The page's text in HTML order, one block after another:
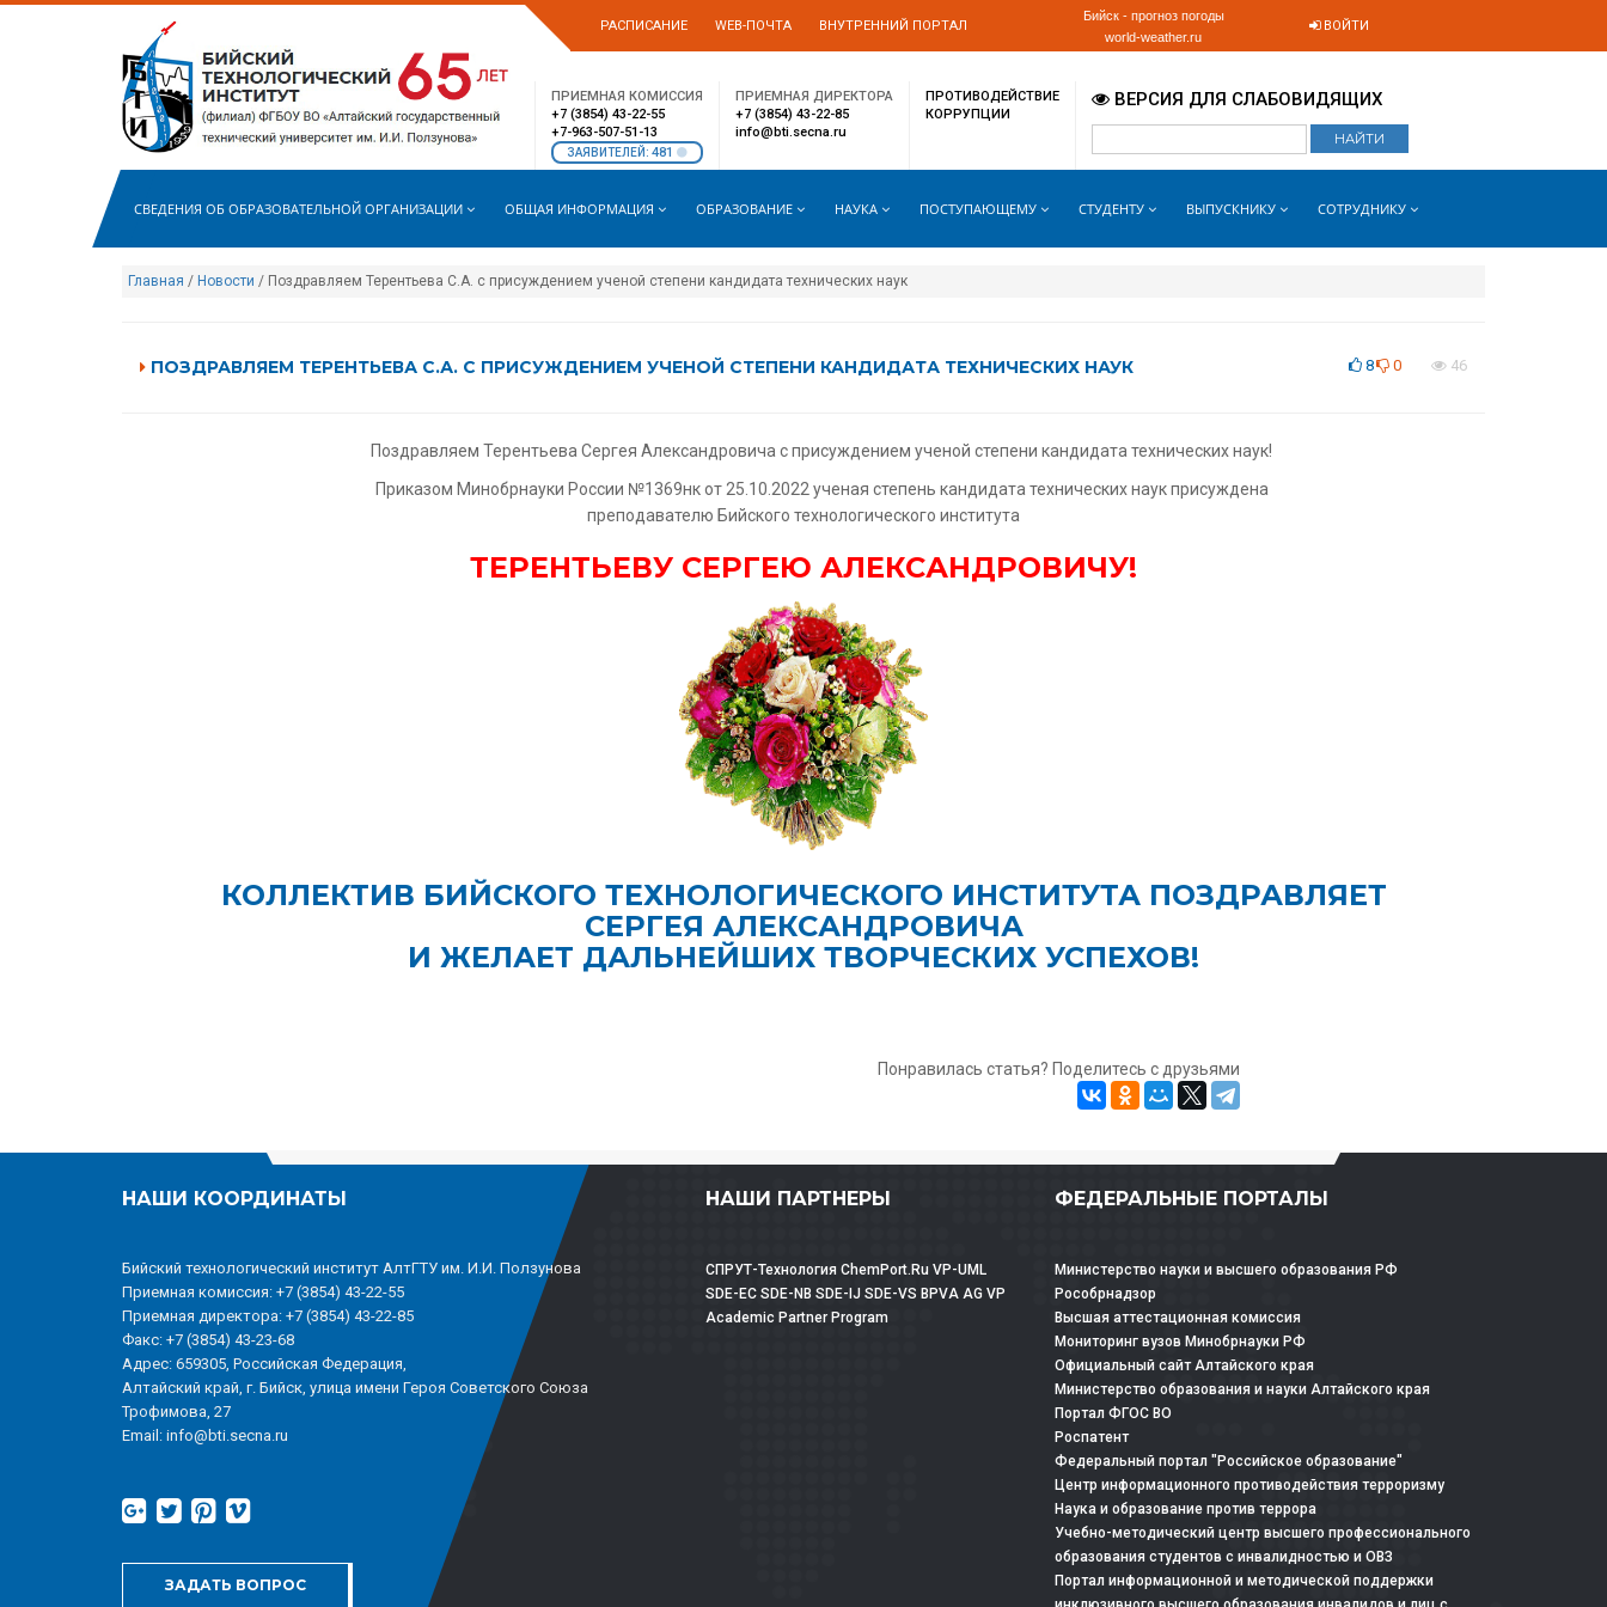
РАСПИСАНИЕ WEB-ПОЧТА ВНУТРЕННИЙ ПОРТАЛ
Бийск - прогноз погоды
world-weather.ru
ВОЙТИ
ПРИЕМНАЯ КОМИССИЯ
+7 (3854) 43-22-55
+7-963-507-51-13
ЗАЯВИТЕЛЕЙ: 481
ПРИЕМНАЯ ДИРЕКТОРА
+7 (3854) 43-22-85
info@bti.secna.ru
ПРОТИВОДЕЙСТВИЕ
КОРРУПЦИИ
ВЕРСИЯ ДЛЯ СЛАБОВИДЯЩИХ
СВЕДЕНИЯ ОБ ОБРАЗОВАТЕЛЬНОЙ ОРГАНИЗАЦИИ ОБЩАЯ ИНФОРМАЦИЯ ОБРАЗОВАНИЕ НАУКА ПОСТУПАЮЩЕМУ СТУДЕНТУ ВЫПУСКНИКУ СОТРУДНИКУ
Главная / Новости / Поздравляем Терентьева С.А. с присуждением ученой степени кандидата технических наук
ПОЗДРАВЛЯЕМ ТЕРЕНТЬЕВА С.А. С ПРИСУЖДЕНИЕМ УЧЕНОЙ СТЕПЕНИ КАНДИДАТА ТЕХНИЧЕСКИХ НАУК 8 0 46
Поздравляем Терентьева Сергея Александровича с присуждением ученой степени кандидата технических наук!
Приказом Минобрнауки России №1369нк от 25.10.2022 ученая степень кандидата технических наук присуждена
преподавателю Бийского технологического института
ТЕРЕНТЬЕВУ СЕРГЕЮ АЛЕКСАНДРОВИЧУ!
КОЛЛЕКТИВ БИЙСКОГО ТЕХНОЛОГИЧЕСКОГО ИНСТИТУТА ПОЗДРАВЛЯЕТ
СЕРГЕЯ АЛЕКСАНДРОВИЧА
И ЖЕЛАЕТ ДАЛЬНЕЙШИХ ТВОРЧЕСКИХ УСПЕХОВ!
Понравилась статья? Поделитесь с друзьями
НАШИ КООРДИНАТЫ
Бийский технологический институт АлтГТУ им. И.И. Ползунова
Приемная комиссия: +7 (3854) 43-22-55
Приемная директора: +7 (3854) 43-22-85
Факс: +7 (3854) 43-23-68
Адрес: 659305, Российская Федерация,
Алтайский край, г. Бийск, улица имени Героя Советского Союза
Трофимова, 27
Email: info@bti.secna.ru
ЗАДАТЬ ВОПРОС
НАШИ ПАРТНЕРЫ
СПРУТ-Технология ChemPort.Ru VP-UML
SDE-EC SDE-NB SDE-IJ SDE-VS BPVA AG VP
Academic Partner Program
ФЕДЕРАЛЬНЫЕ ПОРТАЛЫ
Министерство науки и высшего образования РФ
Рособрнадзор
Высшая аттестационная комиссия
Мониторинг вузов Минобрнауки РФ
Официальный сайт Алтайского края
Министерство образования и науки Алтайского края
Портал ФГОС ВО
Роспатент
Федеральный портал "Российское образование"
Центр информационного противодействия терроризму
Наука и образование против террора
Учебно-методический центр высшего профессионального
образования студентов с инвалидностью и ОВЗ
Портал информационной и методической поддержки